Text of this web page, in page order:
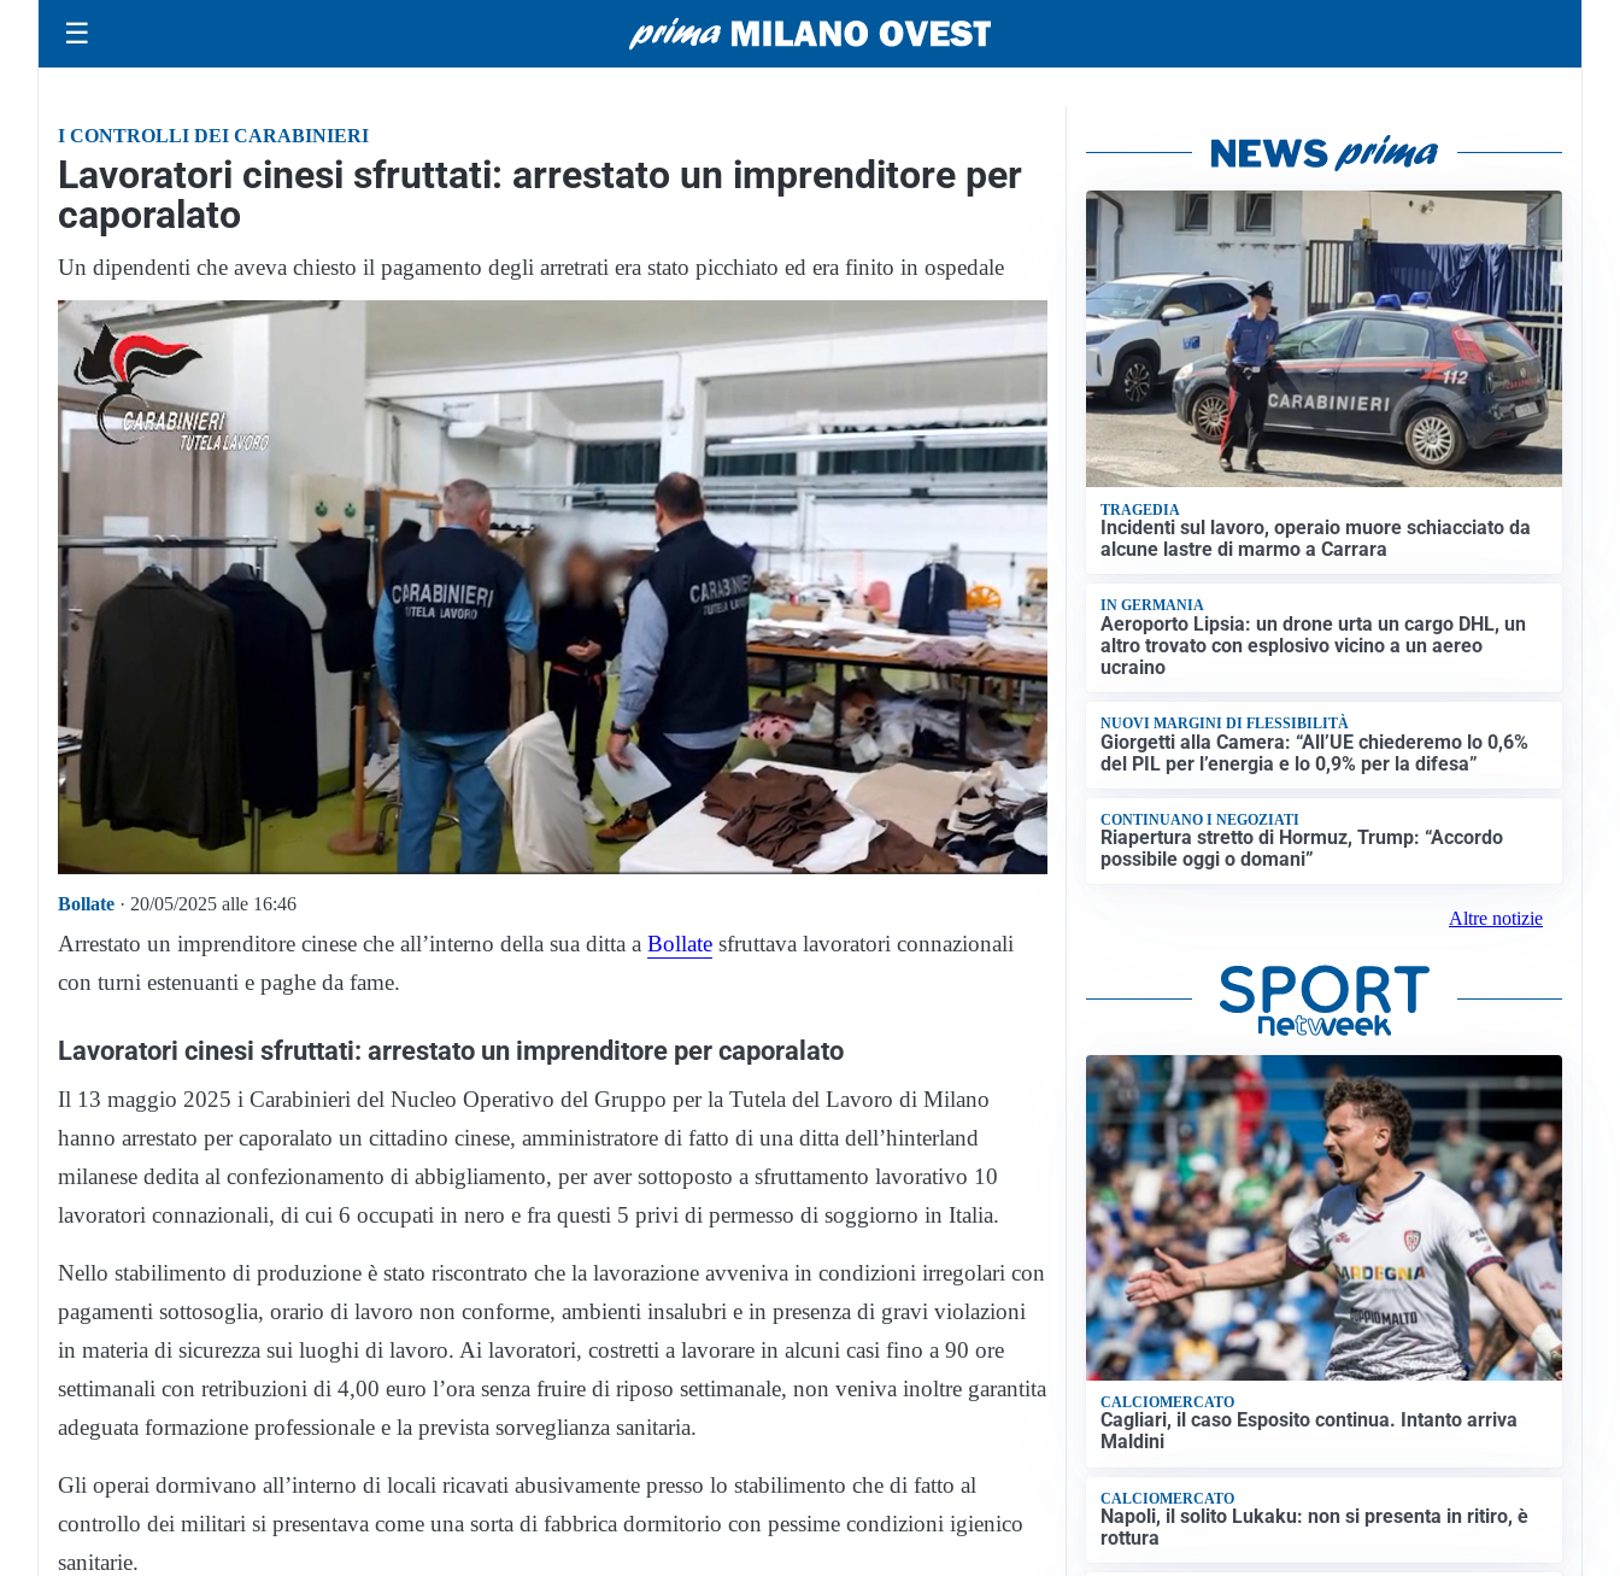
☰
I CONTROLLI DEI CARABINIERI
Lavoratori cinesi sfruttati: arrestato un imprenditore per
caporalato
Un dipendenti che aveva chiesto il pagamento degli arretrati era stato picchiato ed era finito in ospedale
Bollate · 20/05/2025 alle 16:46
Arrestato un imprenditore cinese che all’interno della sua ditta a Bollate sfruttava lavoratori connazionali
con turni estenuanti e paghe da fame.
Lavoratori cinesi sfruttati: arrestato un imprenditore per caporalato
Il 13 maggio 2025 i Carabinieri del Nucleo Operativo del Gruppo per la Tutela del Lavoro di Milano
hanno arrestato per caporalato un cittadino cinese, amministratore di fatto di una ditta dell’hinterland
milanese dedita al confezionamento di abbigliamento, per aver sottoposto a sfruttamento lavorativo 10
lavoratori connazionali, di cui 6 occupati in nero e fra questi 5 privi di permesso di soggiorno in Italia.
Nello stabilimento di produzione è stato riscontrato che la lavorazione avveniva in condizioni irregolari con
pagamenti sottosoglia, orario di lavoro non conforme, ambienti insalubri e in presenza di gravi violazioni
in materia di sicurezza sui luoghi di lavoro. Ai lavoratori, costretti a lavorare in alcuni casi fino a 90 ore
settimanali con retribuzioni di 4,00 euro l’ora senza fruire di riposo settimanale, non veniva inoltre garantita
adeguata formazione professionale e la prevista sorveglianza sanitaria.
Gli operai dormivano all’interno di locali ricavati abusivamente presso lo stabilimento che di fatto al
controllo dei militari si presentava come una sorta di fabbrica dormitorio con pessime condizioni igienico
sanitarie.
TRAGEDIA
Incidenti sul lavoro, operaio muore schiacciato da
alcune lastre di marmo a Carrara
IN GERMANIA
Aeroporto Lipsia: un drone urta un cargo DHL, un
altro trovato con esplosivo vicino a un aereo
ucraino
NUOVI MARGINI DI FLESSIBILITÀ
Giorgetti alla Camera: “All’UE chiederemo lo 0,6%
del PIL per l’energia e lo 0,9% per la difesa”
CONTINUANO I NEGOZIATI
Riapertura stretto di Hormuz, Trump: “Accordo
possibile oggi o domani”
Altre notizie
CALCIOMERCATO
Cagliari, il caso Esposito continua. Intanto arriva
Maldini
CALCIOMERCATO
Napoli, il solito Lukaku: non si presenta in ritiro, è
rottura